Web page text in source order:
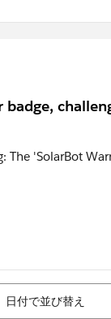
badge,
The 'SolarBot
び替え
日付で並び替え